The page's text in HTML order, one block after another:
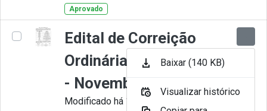
Aprovado
Edital de Correição
Ordinária nº 011-2024
- Novembro
Modificado há 11 Meses por Juliana
Baixar (140 KB)
Visualizar histórico